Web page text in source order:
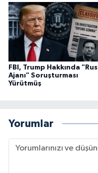
FBI, Trump Hakkında "Rus
Ajanı" Soruşturması
Yürütmüş
Yorumlar